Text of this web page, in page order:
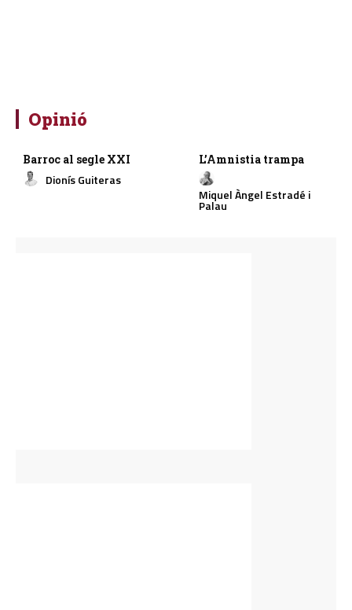
Opinió
Barroc al segle XXI
Dionís Guiteras
L’Amnistia trampa
Miquel Àngel Estradé i
Palau